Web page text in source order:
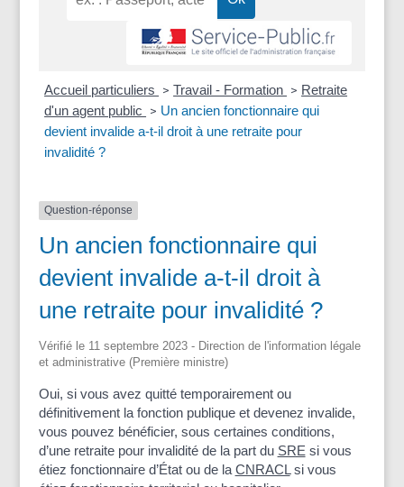
Accueil particuliers > Travail - Formation > Retraite
d'un agent public
> Un ancien fonctionnaire qui
devient invalide a-t-il droit à une retraite pour
invalidité ?
Question-réponse
Un ancien fonctionnaire qui
devient invalide a-t-il droit à
une retraite pour invalidité ?
Vérifié le 11 septembre 2023 - Direction de l'information légale
et administrative (Première ministre)
Oui, si vous avez quitté temporairement ou
définitivement la fonction publique et devenez invalide,
vous pouvez bénéficier, sous certaines conditions,
d’une retraite pour invalidité de la part du SRE si vous
étiez fonctionnaire d’État ou de la CNRACLsi vous